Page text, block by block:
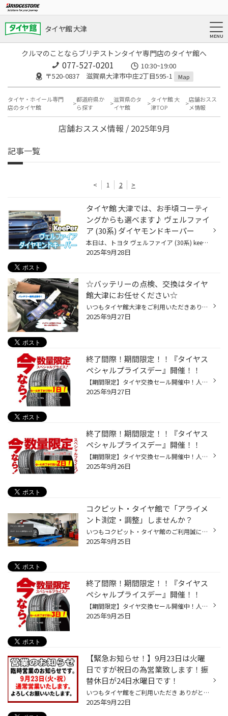
タイヤ館 大津
クルマのことならブリヂストンタイヤ専門店のタイヤ館へ
077-527-0201
10:30~19:00
〒520-0837 滋賀県大津市中庄2丁目595-1
Map
タイヤ・ホイール専門
店のタイヤ館
都道府県か
ら探す
滋賀県のタ
イヤ館
タイヤ館 大
津TOP
店舗おスス
メ情報
店舗おススメ情報 / 2025年9月
記事一覧
< 1 2 >
タイヤ館 大津では、お手頃コーティ
ングからも選べます♪ ヴェルファイ
ア (30系) ダイヤモンドキーパー
本日は、トヨタ ヴェルファイア (30系) keeperコーティング ダイヤモンドキーパーを施工させていただきました。 以前からkeeperコーティングを気にされておられ 今回施工させていただきました。 ボディコーティングをすると、★車がきれいになる★汚れがつきにくくなる★洗車がラクになる車の汚れが気...
2025年9月28日
☆バッテリーの点検、交換はタイヤ
館大津にお任せください☆
いつもタイヤ館大津をご利用いただきありがとうございます！ 皆様は、最近いつバッテリーを交換されましたか？ アイドリングストップ機能が使用できない！ エンジンがかかりにくい！ などの症状は出ていませんか？？ 上記の症状が出ているお客様！ 原因の一つとしてバッテリーが 弱っていることが考...
2025年9月27日
終了間際！期間限定！！『タイヤス
ペシャルプライスデー』開催！！
【期間限定】タイヤ交換セール開催中！人気ブランドタイヤがお買い得価格で手に入るチャンス！ 2025年9月19日（土）～9月28日（日）までの期間限定！ 在庫がなくなり次第終了となりますので、お早めにご来店ください！ 対象ブランド ブリヂストン エコピア（ECOPIA） NEWNO（ニューノ） セイバーリ...
2025年9月27日
終了間際！期間限定！！『タイヤス
ペシャルプライスデー』開催！！
【期間限定】タイヤ交換セール開催中！人気ブランドタイヤがお買い得価格で手に入るチャンス！ 2025年9月19日（土）～9月28日（日）までの期間限定！ 在庫がなくなり次第終了となりますので、お早めにご来店ください！ 対象ブランド ブリヂストン エコピア（ECOPIA） NEWNO（ニューノ） セイバーリ...
2025年9月26日
コクピット・タイヤ館で「アライメ
ント測定・調整」しませんか？
いつもコクピット・タイヤ館のご利用誠にありがとうございます。 皆さん、おクルマを運転していて、フラフラしてまっすぐ走らない、ハンドルがぶれる、 まっすぐ走っている時でもハンドルが左右どちらかに傾いている、 カーブで曲がりにくいなどの ご経験はございませんか？ その症状、おクルマの「...
2025年9月25日
終了間際！期間限定！！『タイヤス
ペシャルプライスデー』開催！！
【期間限定】タイヤ交換セール開催中！人気ブランドタイヤがお買い得価格で手に入るチャンス！ 2025年9月19日（土）～9月28日（日）までの期間限定！ 在庫がなくなり次第終了となりますので、お早めにご来店ください！ 対象ブランド ブリヂストン エコピア（ECOPIA） NEWNO（ニューノ） セイバーリ...
2025年9月25日
【緊急お知らせ！】9月23日は火曜
日ですが祝日の為営業致します！振
替休日が24日水曜日です！
いつもタイヤ館をご利用いただき ありがとうございます。 祝日 ９月２３日（火・秋分の日）営業のお知らせです。 タイヤ館は火曜日定休日となりますが 9/23火曜日が祝日・秋分の日となりますので通常通り営業ですが 振替定休日が9/24水曜日となりますのでご注意下さい！ タイヤ館ではセール開催中で...
2025年9月22日